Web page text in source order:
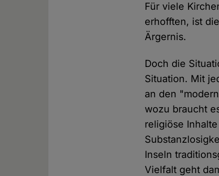
Für viele
erhofften, ist
Ärgernis.
Doch die
Situation. Mit
an den
wozu braucht
religiöse
Inseln
Vielfalt geht